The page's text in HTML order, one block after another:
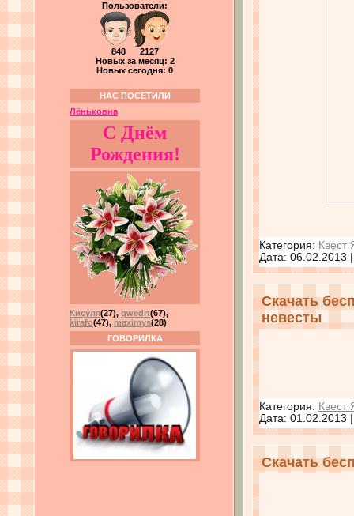
Пользователи:
848 2127
Новых за месяц: 2
Новых сегодня: 0
НАС ПОСЕТИЛИ
Лёньковна
С Днём
Рождения!
Кисуля(27), qwedrt(67),
kirafo(47), maximys(28)
ГОВОРИЛКА
Категория: Квест
Дата: 06.02.2013
Скачать
невесты
Категория: Квест
Дата: 01.02.2013
Скачать